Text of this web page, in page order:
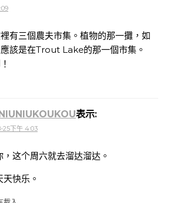
有三個農夫市集。植物的那一攤，如
該是在Trout Lake的那一個市集。
表示:
25下午 4:03
，这个周六就去溜达溜达。
快乐。